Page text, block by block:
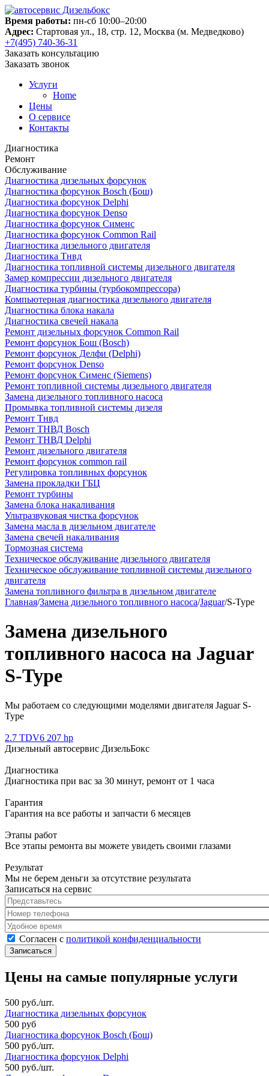
Время работы: пн-сб 10:00–20:00
Адрес: Стартовая ул., 18, стр. 12, Москва (м. Медведково)
+7(495) 740-36-31
Заказать консультацию
Заказать звонок
Услуги
Home
Цены
О сервисе
Контакты
Диагностика
Ремонт
Обслуживание
Диагностика дизельных форсунок
Диагностика форсунок Bosch (Бош)
Диагностика форсунок Delphi
Диагностика форсунок Denso
Диагностика форсунок Сименс
Диагностика форсунок Common Rail
Диагностика дизельного двигателя
Диагностика Тнвд
Диагностика топливной системы дизельного двигателя
Замер компрессии дизельного двигателя
Диагностика турбины (турбокомпрессора)
Компьютерная диагностика дизельного двигателя
Диагностика блока накала
Диагностика свечей накала
Ремонт дизельных форсунок Common Rail
Ремонт форсунок Бош (Bosch)
Ремонт форсунок Делфи (Delphi)
Ремонт форсунок Denso
Ремонт форсунок Сименс (Siemens)
Ремонт топливной системы дизельного двигателя
Замена дизельного топливного насоса
Промывка топливной системы дизеля
Ремонт Тнвд
Ремонт ТНВД Bosch
Ремонт ТНВД Delphi
Ремонт дизельного двигателя
Ремонт форсунок common rail
Регулировка топливных форсунок
Замена прокладки ГБЦ
Ремонт турбины
Замена блока накаливания
Ультразвуковая чистка форсунок
Замена масла в дизельном двигателе
Замена свечей накаливания
Тормозная система
Техническое обслуживание дизельного двигателя
Техническое обслуживание топливной системы дизельного
двигателя
Замена топливного фильтра в дизельном двигателе
Главная/Замена дизельного топливного насоса/Jaguar/S-Type
Замена дизельного
топливного насоса на Jaguar
S-Type
Мы работаем со следующими моделями двигателя Jaguar S-
Type
2.7 TDV6 207 hp
Дизельный автосервис ДизельБокс
Диагностика
Диагностика при вас за 30 минут, ремонт от 1 часа
Гарантия
Гарантия на все работы и запчасти 6 месяцев
Этапы работ
Все этапы ремонта вы можете увидеть своими глазами
Результат
Мы не берем деньги за отсутствие результата
Записаться на сервис
Представьтесь
Номер телефона
Удобное время
Согласен с политикой конфиденциальности*
Согласен с политикой конфиденциальности
Цены на самые популярные услуги
500 руб./шт.
Диагностика дизельных форсунок
500 руб
Диагностика форсунок Bosch (Бош)
500 руб./шт.
Диагностика форсунок Delphi
500 руб./шт.